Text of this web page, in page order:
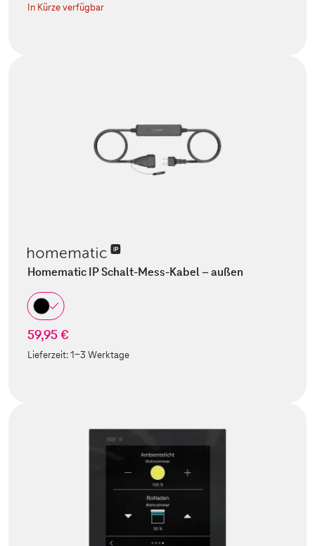
In Kürze verfügbar
Homematic IP Schalt-Mess-Kabel – außen
59,95 €
Lieferzeit:1-3 Werktage